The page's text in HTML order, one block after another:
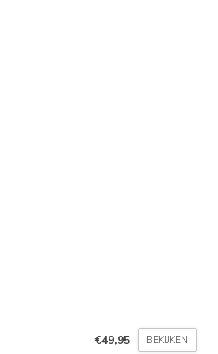
€49,95 BEKIJKEN